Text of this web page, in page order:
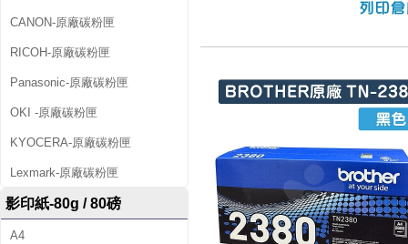
CANON-原廠碳粉匣
RICOH-原廠碳粉匣
Panasonic-原廠碳粉匣
OKI -原廠碳粉匣
KYOCERA-原廠碳粉匣
Lexmark-原廠碳粉匣
影印紙-80g / 80磅
A4